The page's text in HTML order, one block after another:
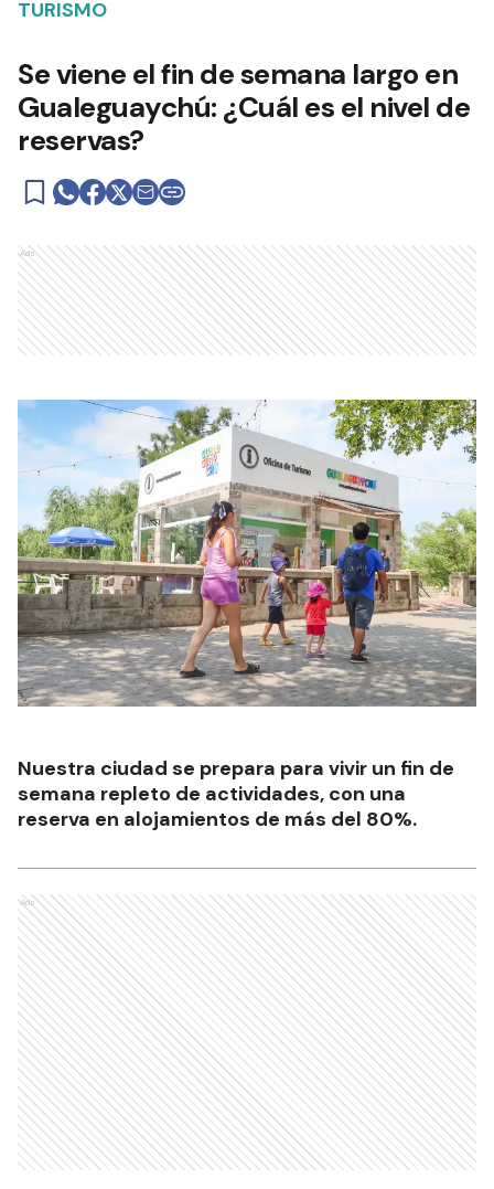
TURISMO
Se viene el fin de semana largo en
Gualeguaychú: ¿Cuál es el nivel de
reservas?
Ads
Nuestra ciudad se prepara para vivir un fin de
semana repleto de actividades, con una
reserva en alojamientos de más del 80%.
Ads